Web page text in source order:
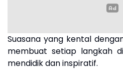
Suasana yang kental
membuat setiap langkah
mendidik dan inspiratif.